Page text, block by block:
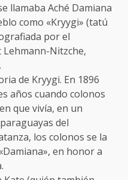
llamaba Aché Damiana
como «Kryygi» (tatú
por el
Nitzche,
de Kryygi. En 1896
años cuando colonos
que vivía, en un
del
los colonos se la
en honor a